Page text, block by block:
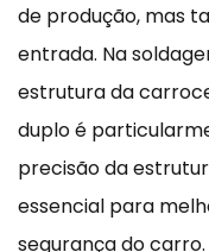
de produção, mas
entrada. Na
estrutura da
duplo é
precisão da
essencial para
segurança do carro.